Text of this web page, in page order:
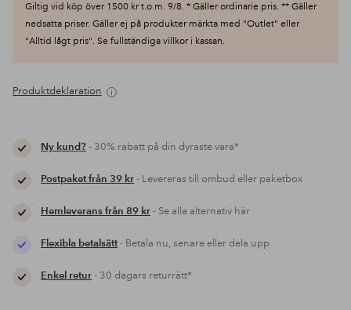
Giltig vid köp över 1500 kr t.o.m. 9/8. * Gäller ordinarie pris. ** Gäller
nedsatta priser. Gäller ej på produkter märkta med "Outlet" eller
"Alltid lågt pris". Se fullständiga villkor i kassan.
Produktdeklaration
Ny kund?- 30% rabatt på din dyraste vara*
Postpaket från 39 kr- Levereras till ombud eller paketbox
Hemleverans från 89 kr- Se alla alternativ här
Flexibla betalsätt- Betala nu, senare eller dela upp
Enkel retur- 30 dagars returrätt*